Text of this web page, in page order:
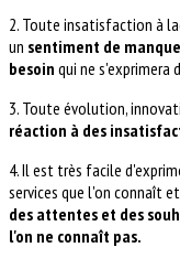
2. Toute insatisfaction à
un sentiment de
besoin qui ne s'exprimera
3. Toute évolution,
réaction à des
4. Il est très facile
services que l'on connaît
des attentes et des
l'on ne connaît pas.